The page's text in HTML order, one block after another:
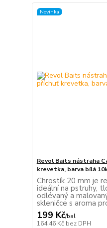
Novinka
Revol Baits nástraha
krevetka, barva bílá
Chrostík 20 mm je
ideální na pstruhy,
odlévaný a
skleničce s aroma
199 Kč/bal
164,46 Kč bez DPH